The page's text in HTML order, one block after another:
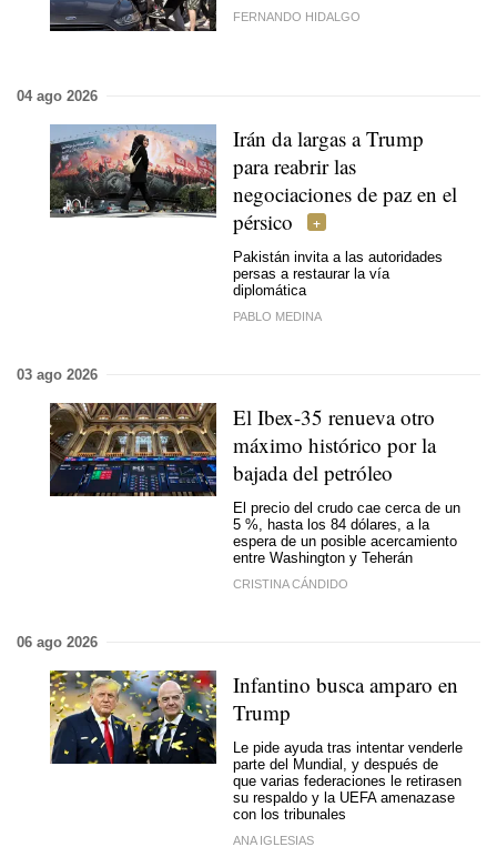
FERNANDO HIDALGO
04 ago 2026
Irán da largas a Trump
para reabrir las
negociaciones de paz en el
pérsico
Pakistán invita a las autoridades
persas a restaurar la vía
diplomática
PABLO MEDINA
03 ago 2026
El Ibex-35 renueva otro
máximo histórico por la
bajada del petróleo
El precio del crudo cae cerca de un
5 %, hasta los 84 dólares, a la
espera de un posible acercamiento
entre Washington y Teherán
CRISTINA CÁNDIDO
06 ago 2026
Infantino busca amparo en
Trump
Le pide ayuda tras intentar venderle
parte del Mundial, y después de
que varias federaciones le retirasen
su respaldo y la UEFA amenazase
con los tribunales
ANA IGLESIAS